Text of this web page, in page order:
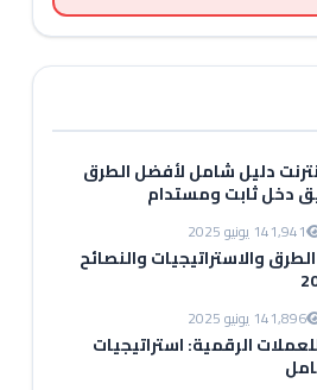
دليل شامل لأفضل الطرق
دخل ثابت ومستدام
1,94114 يونيو 2025
والاستراتيجيات والنصائح
1,89614 يونيو 2025
الرقمية: استراتيجيات